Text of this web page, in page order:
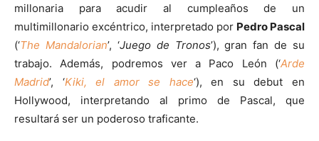
millonaria para acudir al cumpleaños de un
multimillonario excéntrico, interpretado por Pedro Pascal
(‘The Mandalorian’, ‘Juego de Tronos’), gran fan de su
trabajo. Además, podremos ver a Paco León (‘Arde
Madrid’, ‘Kiki, el amor se hace‘), en su debut en
Hollywood, interpretando al primo de Pascal, que
resultará ser un poderoso traficante.